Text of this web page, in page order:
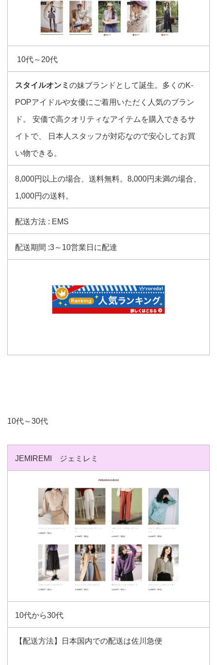
10代～20代
スタイルオンミ の妹ブランドとして誕生。多くのK-
POPアイドルや女優にご着用いただく人気のブラン
ド。 安価で高クオリティなアイテムを購入できるサ
イトで、 日本人スタッフが対応なので安心してお買
い物できる。
8,000円以上の場合、送料無料。8,000円未満の場合、
1,000円の送料。
配送方法 : EMS
配送期間 :3～10営業日に配達
10代～30代
JEMIREMI ジェミレミ
10代から30代
【配送方法】日本国内での配送は佐川急便